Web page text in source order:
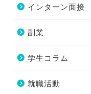
インターン面接
副業
学生コラム
就職活動